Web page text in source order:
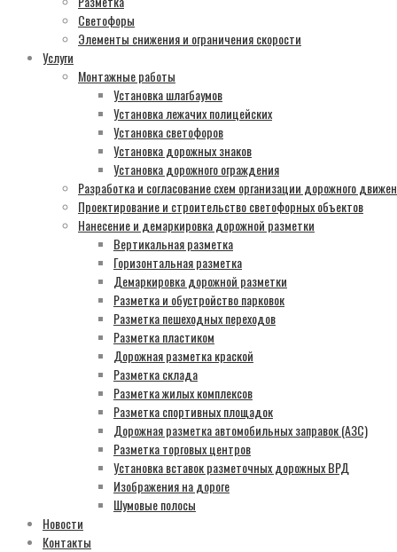
Светофоры
Элементы снижения и ограничения скорости
Услуги
Монтажные работы
Установка шлагбаумов
Установка лежачих полицейских
Установка светофоров
Установка дорожных знаков
Установка дорожного ограждения
Разработка и согласование схем организации дорожного
Проектирование и строительство светофорных объектов
Нанесение и демаркировка дорожной разметки
Вертикальная разметка
Горизонтальная разметка
Демаркировка дорожной разметки
Разметка и обустройство парковок
Разметка пешеходных переходов
Разметка пластиком
Дорожная разметка краской
Разметка склада
Разметка жилых комплексов
Разметка спортивных площадок
Дорожная разметка автомобильных заправок (АЗС)
Разметка торговых центров
Установка вставок разметочных дорожных ВРД
Изображения на дороге
Шумовые полосы
Новости
Контакты